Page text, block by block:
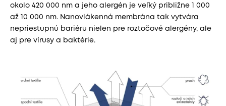
okolo 420 000 nm a jeho alergén je veľký približne 1 000
až 10 000 nm. Nanovlákenná membrána tak vytvára
nepriestupnú bariéru nielen pre roztočové alergény, ale
aj pre vírusy a baktérie.